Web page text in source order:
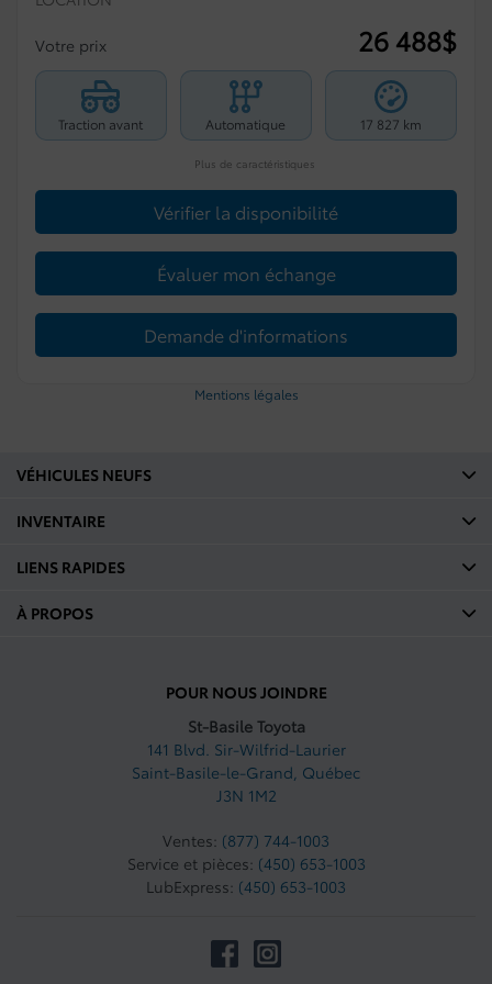
Votre prix 26 488$
Traction avant Automatique 17 827 km
Plus de caractéristiques
Vérifier la disponibilité
Évaluer mon échange
Demande d'informations
Mentions légales
POUR NOUS JOINDRE
St-Basile Toyota
141 Blvd. Sir-Wilfrid-Laurier
Saint-Basile-le-Grand, Québec
J3N 1M2
Ventes: (877) 744-1003
Service et pièces: (450) 653-1003
LubExpress: (450) 653-1003
VÉHICULES NEUFS
INVENTAIRE
LIENS RAPIDES
À PROPOS